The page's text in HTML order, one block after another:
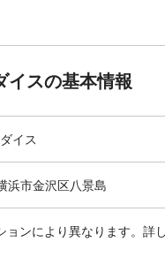
イスの基本情報
イス
浜市金沢区八景島
ョンにより異なります。詳